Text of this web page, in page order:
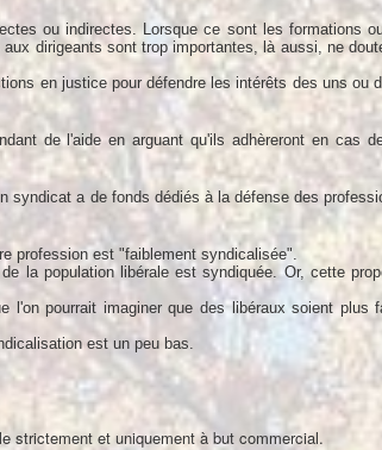
ou indirectes. Lorsque ce sont les formations
dirigeants sont trop importantes, là aussi, ne
en justice pour défendre les intérêts des uns ou
de l'aide en arguant qu'ils adhèreront en cas
syndicat a de fonds dédiés à la défense des
profession est "faiblement syndicalisée".
la population libérale est syndiquée. Or, cette
l'on pourrait imaginer que des libéraux soient plus
est un peu bas.
strictement et uniquement à but commercial.